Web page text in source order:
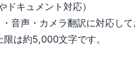
ドキュメント対応）
音声・カメラ翻訳に対応し
は約5,000文字です。